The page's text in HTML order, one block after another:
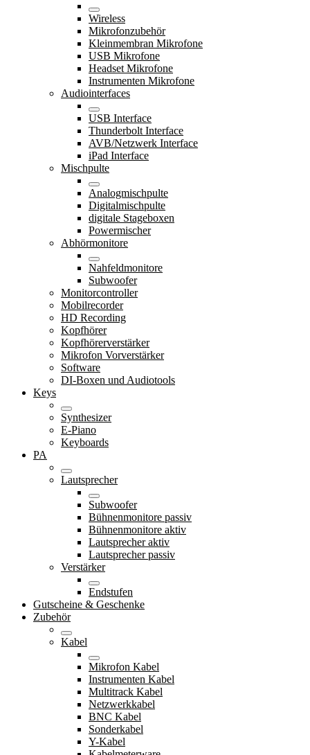
Wireless
Mikrofonzubehör
Kleinmembran Mikrofone
USB Mikrofone
Headset Mikrofone
Instrumenten Mikrofone
Audiointerfaces
USB Interface
Thunderbolt Interface
AVB/Netzwerk Interface
iPad Interface
Mischpulte
Analogmischpulte
Digitalmischpulte
digitale Stageboxen
Powermischer
Abhörmonitore
Nahfeldmonitore
Subwoofer
Monitorcontroller
Mobilrecorder
HD Recording
Kopfhörer
Kopfhörerverstärker
Mikrofon Vorverstärker
Software
DI-Boxen und Audiotools
Keys
Synthesizer
E-Piano
Keyboards
PA
Lautsprecher
Subwoofer
Bühnenmonitore passiv
Bühnenmonitore aktiv
Lautsprecher aktiv
Lautsprecher passiv
Verstärker
Endstufen
Gutscheine & Geschenke
Zubehör
Kabel
Mikrofon Kabel
Instrumenten Kabel
Multitrack Kabel
Netzwerkkabel
BNC Kabel
Sonderkabel
Y-Kabel